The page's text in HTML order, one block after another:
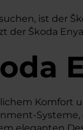
ist der
Škoda
Komfort